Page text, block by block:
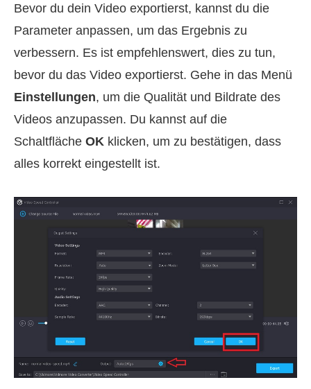
Bevor du dein Video exportierst, kannst du die
Parameter anpassen, um das Ergebnis zu
verbessern. Es ist empfehlenswert, dies zu tun,
bevor du das Video exportierst. Gehe in das Menü
Einstellungen, um die Qualität und Bildrate des
Videos anzupassen. Du kannst auf die
Schaltfläche OK klicken, um zu bestätigen, dass
alles korrekt eingestellt ist.